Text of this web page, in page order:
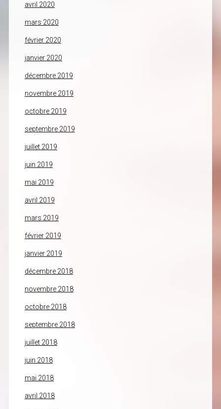
avril 2020
mars 2020
février 2020
janvier 2020
décembre 2019
novembre 2019
octobre 2019
septembre 2019
juillet 2019
juin 2019
mai 2019
avril 2019
mars 2019
février 2019
janvier 2019
décembre 2018
novembre 2018
octobre 2018
septembre 2018
juillet 2018
juin 2018
mai 2018
avril 2018